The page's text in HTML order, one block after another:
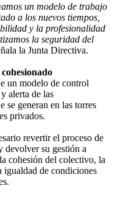
un modelo de trabajo
a los nuevos tiempos,
y la profesionalidad
la seguridad del
la Junta Directiva.
un modelo de control
alerta de las
se generan en las torres
privados.
revertir el proceso de
devolver su gestión a
cohesión del colectivo, la
de condiciones